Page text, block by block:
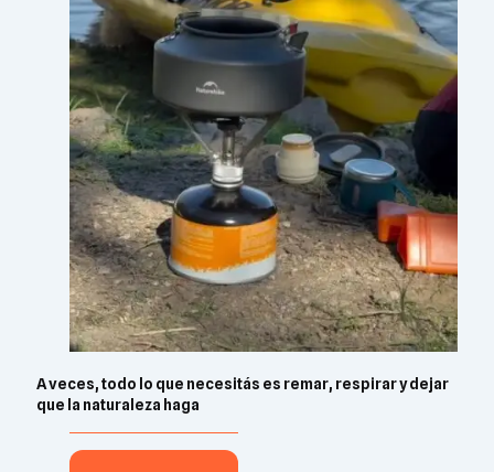
A veces, todo lo que necesitás es remar, respirar y dejar
que la naturaleza haga